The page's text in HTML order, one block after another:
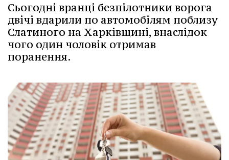
Сьогодні вранці безпілотники ворога
двічі вдарили по автомобілям поблизу
Слатиного на Харківщині, внаслідок
чого один чоловік отримав
поранення.